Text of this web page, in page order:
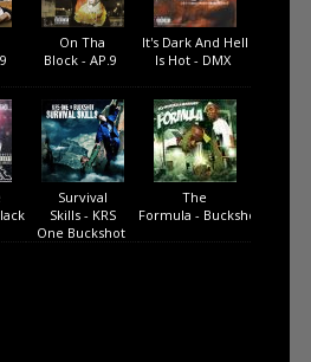
On Tha
Block - AP.9
It's Dark And Hell
Is Hot - DMX
Survival
Skills - KRS
One Buckshot
The
Formula - Buckshot